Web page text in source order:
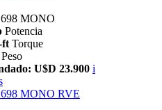
MONO
Potencia
ft Torque
Peso
U$D 23.900 i
MONO RVE